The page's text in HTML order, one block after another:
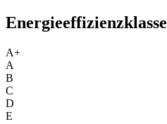
Energieeffizienzklasse
A+
A
B
C
D
E